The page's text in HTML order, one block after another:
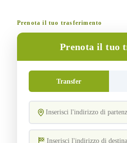
Prenota il tuo trasferimento
Prenota il tuo
Transfer